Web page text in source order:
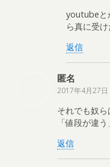
youtubeと
ら真に受
返信
匿名
2017年4月27日
それでも奴ら
「値段が違う
返信